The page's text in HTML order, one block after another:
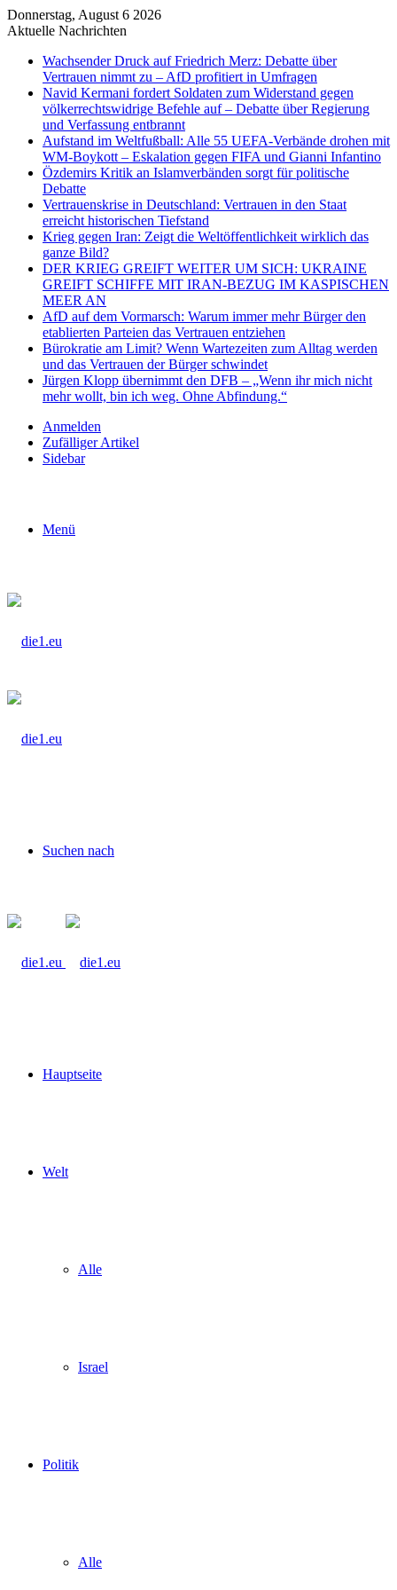
Donnerstag, August 6 2026
Aktuelle Nachrichten
Wachsender Druck auf Friedrich Merz: Debatte über
Vertrauen nimmt zu – AfD profitiert in Umfragen
Navid Kermani fordert Soldaten zum Widerstand gegen
völkerrechtswidrige Befehle auf – Debatte über Regierung
und Verfassung entbrannt
Aufstand im Weltfußball: Alle 55 UEFA-Verbände drohen mit
WM-Boykott – Eskalation gegen FIFA und Gianni Infantino
Özdemirs Kritik an Islamverbänden sorgt für politische
Debatte
Vertrauenskrise in Deutschland: Vertrauen in den Staat
erreicht historischen Tiefstand
Krieg gegen Iran: Zeigt die Weltöffentlichkeit wirklich das
ganze Bild?
DER KRIEG GREIFT WEITER UM SICH: UKRAINE
GREIFT SCHIFFE MIT IRAN-BEZUG IM KASPISCHEN
MEER AN
AfD auf dem Vormarsch: Warum immer mehr Bürger den
etablierten Parteien das Vertrauen entziehen
Bürokratie am Limit? Wenn Wartezeiten zum Alltag werden
und das Vertrauen der Bürger schwindet
Jürgen Klopp übernimmt den DFB – „Wenn ihr mich nicht
mehr wollt, bin ich weg. Ohne Abfindung.“
Anmelden
Zufälliger Artikel
Sidebar
Menü
Suchen nach
Hauptseite
Welt
Alle
Israel
Politik
Alle